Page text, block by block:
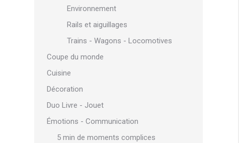
Environnement
Rails et aiguillages
Trains - Wagons - Locomotives
Coupe du monde
Cuisine
Décoration
Duo Livre - Jouet
Émotions - Communication
5 min de moments complices